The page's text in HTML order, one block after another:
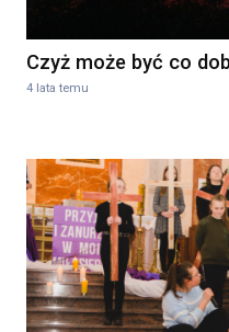
Czyż może być co
4 lata temu